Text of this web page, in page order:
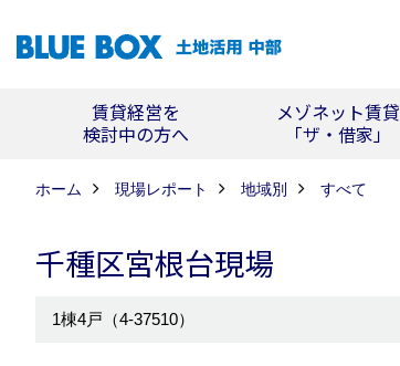
賃貸経営を
検討中の方へ
メゾネット賃貸
「ザ・借家」
ホーム 現場レポート 地域別 すべて
千種区宮根台現場
1棟4戸（4-37510）